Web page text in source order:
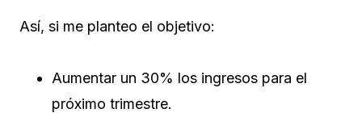
Así, si me planteo el objetivo:
Aumentar un 30% los ingresos para el
próximo trimestre.